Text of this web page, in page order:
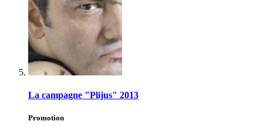
La campagne "Plijus" 2013
Promotion